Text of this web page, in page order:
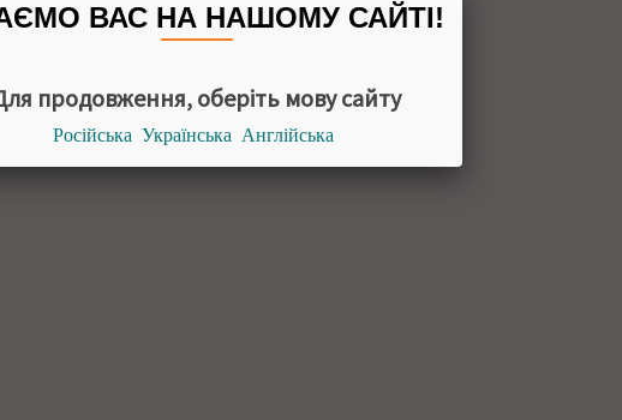
ВАС НА НАШОМУ САЙТІ!
продовження, оберіть мову сайту
Російська Українська Англійська